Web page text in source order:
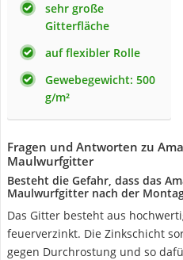
sehr große
Gitterfläche
auf flexibler Rolle
Gewebegewicht: 500
g/m²
Fragen und Antworten zu
Maulwurfgitter
Besteht die Gefahr, dass das
Maulwurfgitter nach der
Das Gitter besteht aus
feuerverzinkt. Die Zinkschicht
gegen Durchrostung und so